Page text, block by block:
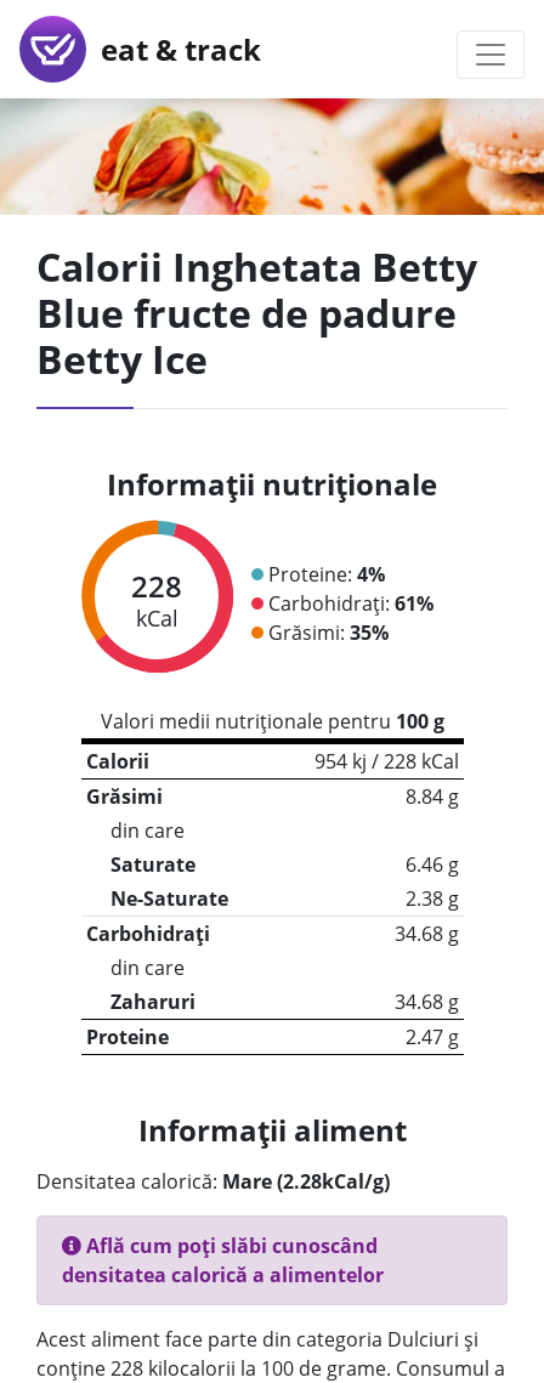
eat & track
Calorii Inghetata Betty
Blue fructe de padure
Betty Ice
Informații nutriționale
228
kCal
Proteine: 4%
Carbohidrați: 61%
Grăsimi: 35%
Valori medii nutriționale pentru 100 g
Calorii
954 kj / 228 kCal
Grăsimi
8.84 g
din care
Saturate
6.46 g
Ne-Saturate
2.38 g
Carbohidrați
34.68 g
din care
Zaharuri
34.68 g
Proteine
2.47 g
Informații aliment
Densitatea calorică: Mare (2.28kCal/g)
Află cum poți slăbi cunoscând
densitatea calorică a alimentelor
Acest aliment face parte din categoria Dulciuri și
conține 228 kilocalorii la 100 de grame. Consumul a